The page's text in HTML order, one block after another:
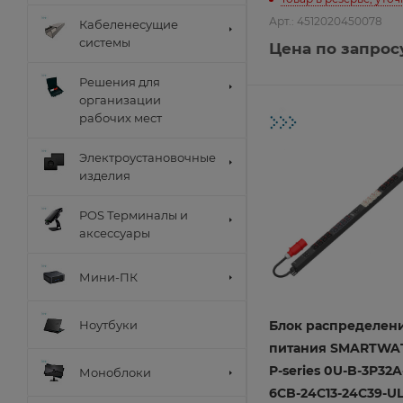
Арт.: 4512020450078
Цена по
Блок
питания
P-series 0U-B-
6CB-24C13-24C39-
Блоки питания
Аксессуары
Управление
Считыватели USB
Считыватели с
Считыватели с
Сканеры документов
Автономные
UHF
Em-Marine (125кГц)
Фальшпанели
Цоколи
Электротехнические
Кабель
Коннекторы
Крепёжные
Кабеленесущие
системы
Решения для
организации
рабочих мест
Электроустановочные
изделия
APOLO 5000 EFAPEL
LOGUS 90 EFAPEL
QUADRO 45 EFAPEL
WATERPROOF 48
Коробки накладного
POS Терминалы и
аксессуары
Мини-ПК
Ноутбуки
Моноблоки